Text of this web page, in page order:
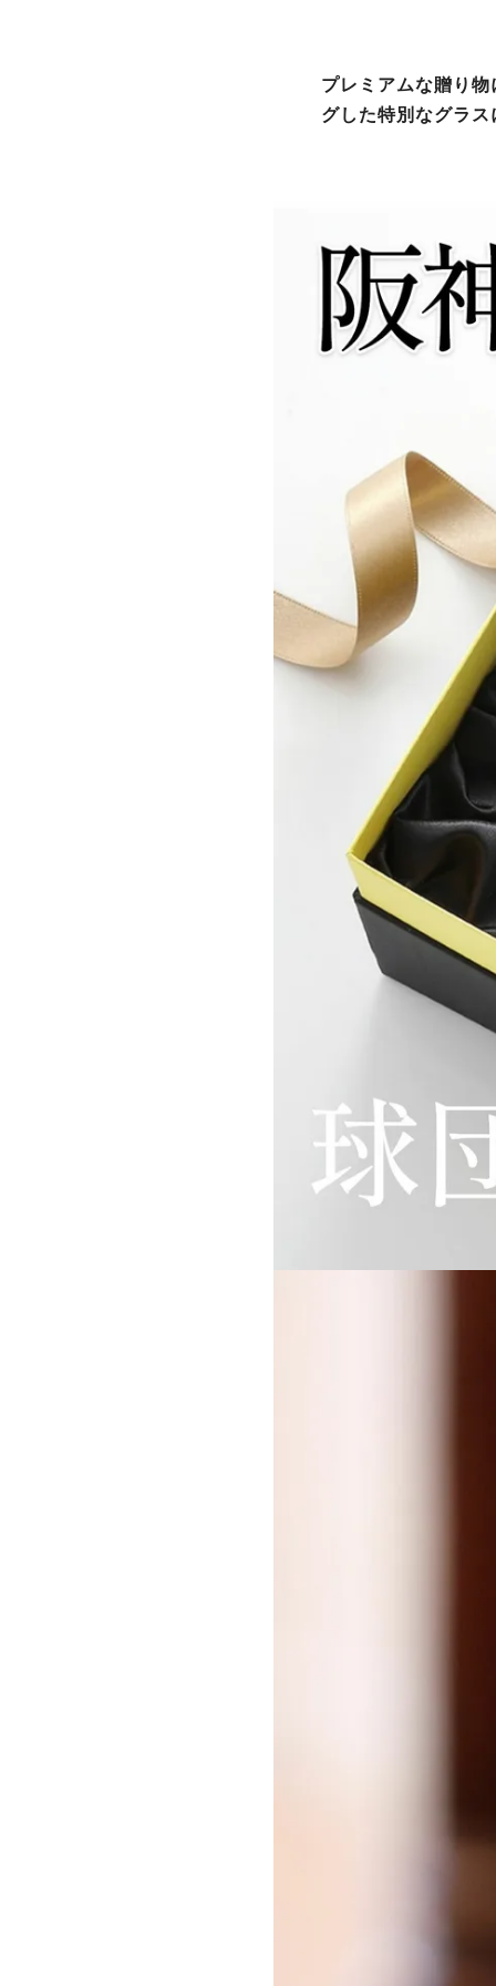
プレミアムな贈り
グした特別なグラ